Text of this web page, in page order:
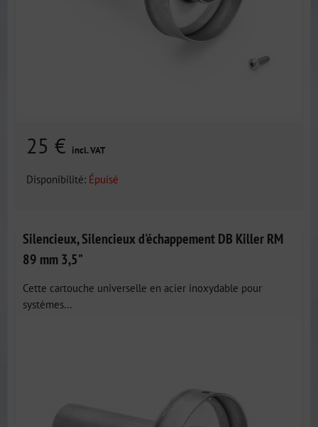
25 € incl. VAT
Disponibilité: Épuisé
Silencieux, Silencieux d'échappement DB Killer RM
89 mm 3,5"
Cette cartouche universelle en acier inoxydable pour
systèmes...